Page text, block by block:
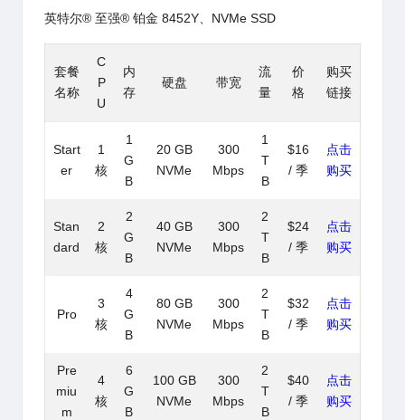
英特尔® 至强® 铂金 8452Y、NVMe SSD
套餐
名称
C
P
U
内
存
硬盘 带宽
流
量
价
格
购买
链接
Start
er
1
核
1
G
B
20 GB
NVMe
300
Mbps
1
T
B
$16
/ 季
点击
购买
Stan
dard
2
核
2
G
B
40 GB
NVMe
300
Mbps
2
T
B
$24
/ 季
点击
购买
Pro
3
核
4
G
B
80 GB
NVMe
300
Mbps
2
T
B
$32
/ 季
点击
购买
Pre
miu
m
4
核
6
G
B
100 GB
NVMe
300
Mbps
2
T
B
$40
/ 季
点击
购买